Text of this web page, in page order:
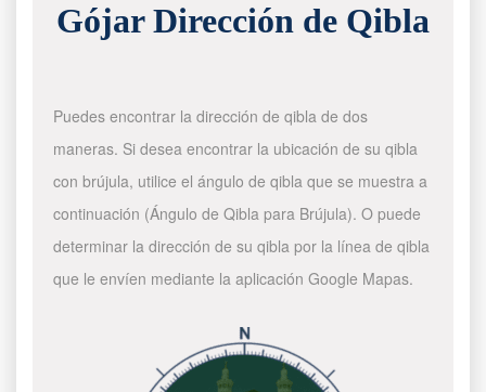
Gójar Dirección de Qibla
Puedes encontrar la dirección de qibla de dos
maneras. Si desea encontrar la ubicación de su qibla
con brújula, utilice el ángulo de qibla que se muestra a
continuación (Ángulo de Qibla para Brújula). O puede
determinar la dirección de su qibla por la línea de qibla
que le envíen mediante la aplicación Google Mapas.